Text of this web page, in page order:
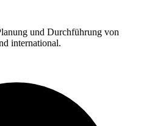
und Durchführung von
international.